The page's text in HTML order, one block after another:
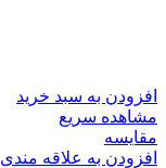
افزودن به سبد خرید
مشاهده سریع
مقایسه
افزودن به علاقه مندی